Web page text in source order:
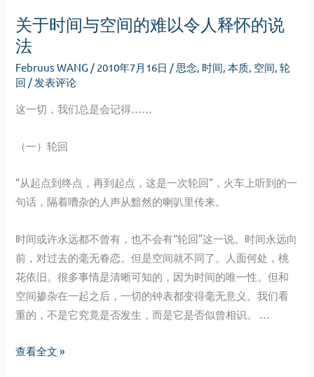
关于时间与空间的难以令人释怀的说
法
Februus WANG / 2010年7月16日 / 思念 时间 ,本质 空间 ,轮
回 / 发表评论
这一切，我们总是会记得……
（一）轮回
“从起点到终点，再到起点，这是一次轮回”，火车上听到的一
句话，隔着嘈杂的人声从黯然的喇叭里传来。
时间或许永远都不曾有，也不会有“轮回”这一说。时间永远向
前，对过去的毫无眷恋。但是空间就不同了。人面何处，桃
花依旧。很多事情是清晰可知的，因为时间的唯一性。但和
空间掺杂在一起之后，一切的钟表都变得毫无意义。我们看
重的，不是它究竟是否发生，而是它是否似曾相识。 …
关
查看全文 »